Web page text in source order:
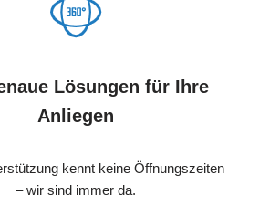
Lösungen für Ihre
Anliegen
kennt keine Öffnungszeiten
– wir sind immer da.